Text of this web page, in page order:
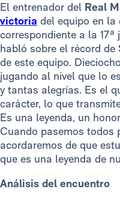
El entrenador del Real
victoria del equipo en la
correspondiente a la 17ª
habló sobre el récord de
de este equipo.
jugando al nivel que lo
y tantas alegrías. Es el
carácter, lo que
Es una leyenda, un
Cuando pasemos todos
acordaremos de que
que es una leyenda de
Análisis del encuentro